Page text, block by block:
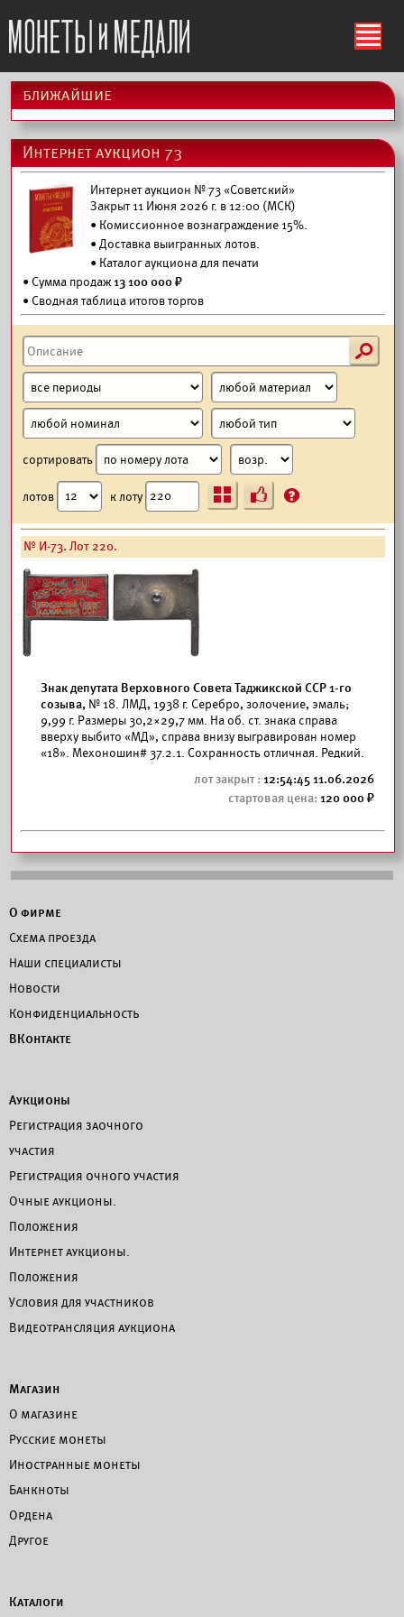
ś
ближайшие
Интернет аукцион 73
Интернет аукцион № 73 «Советский»
Закрыт 11 Июня 2026 г. в 12:00 (МСК)
• Комиссионное вознаграждение 15%.
•Доставка выигранных лотов.
• Каталог аукциона для печати
• Сумма продаж13 100 000 ₽
• Сводная таблица итогов торгов
s
сортировать
лотов к лоту Ъ ?
№ И-73. Лот 220.
Знак депутата Верховного Совета Таджикской ССР 1-го
созыва, № 18. ЛМД, 1938 г. Серебро, золочение, эмаль;
9,99 г. Размеры 30,2×29,7 мм. На об. ст. знака справа
вверху выбито «МД», справа внизу выгравирован номер
«18». Мехоношин# 37.2.1. Сохранность отличная. Редкий.
12:54:45 11.06.2026
120 000
О фирме
Схема проезда
Наши специалисты
Новости
Конфиденциальность
ВКонтакте
Аукционы
Регистрация заочного
участия
Регистрация очного участия
Очные аукционы.
Положения
Интернет аукционы.
Положения
Условия для участников
Видеотрансляция аукциона
Магазин
О магазине
Русские монеты
Иностранные монеты
Банкноты
Ордена
Другое
Каталоги